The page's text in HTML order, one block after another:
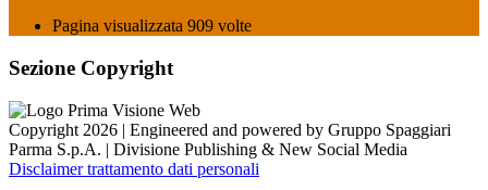
Pagina visualizzata 909 volte
Sezione Copyright
Copyright 2026 | Engineered and powered by Gruppo Spaggiari
Parma S.p.A. | Divisione Publishing & New Social Media
Disclaimer trattamento dati personali